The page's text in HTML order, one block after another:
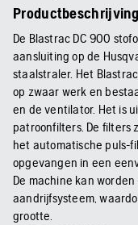
Productbeschrijving
De Blastrac DC 900
aansluiting op de
staalstraler. Het
op zwaar werk en
en de ventilator. Het is
patroonfilters. De filters
het automatische puls-
opgevangen in een
De machine kan
aandrijfsysteem,
grootte.